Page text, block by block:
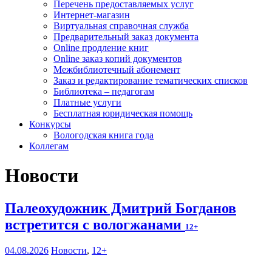
Перечень предоставляемых услуг
Интернет-магазин
Виртуальная справочная служба
Предварительный заказ документа
Online продление книг
Online заказ копий документов
Межбиблиотечный абонемент
Заказ и редактирование тематических списков
Библиотека – педагогам
Платные услуги
Бесплатная юридическая помощь
Конкурсы
Вологодская книга года
Коллегам
Новости
Палеохудожник Дмитрий Богданов
встретится с вологжанами 12+
04.08.2026 Новости, 12+